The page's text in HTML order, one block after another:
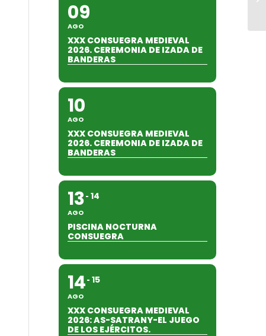
09
AGO
XXX CONSUEGRA MEDIEVAL
2026. CEREMONIA DE IZADA DE
BANDERAS
10
AGO
XXX CONSUEGRA MEDIEVAL
2026. CEREMONIA DE IZADA DE
BANDERAS
13
AGO
14
PISCINA NOCTURNA
CONSUEGRA
14
AGO
15
XXX CONSUEGRA MEDIEVAL
2026: AS-SATRANY-EL JUEGO
DE LOS EJÉRCITOS.